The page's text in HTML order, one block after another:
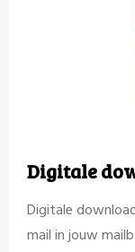
Digitale
Digitale
mail in jouw